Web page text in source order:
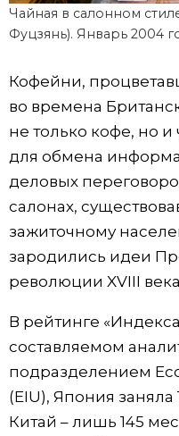
Чайная в салонном
Фуцзянь). Январь 2004
Кофейни,
во времена
не только кофе, но
для обмена
деловых
салонах,
зажиточному
зародились идеи
революции XVIII
В рейтинге
составляемом
подразделением
(EIU), Япония
Китай – лишь 145